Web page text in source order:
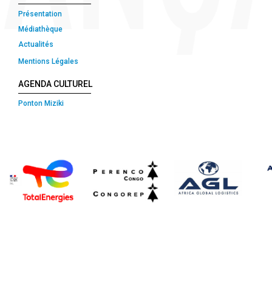
Présentation
Médiathèque
Actualités
Mentions Légales
AGENDA CULTUREL
Ponton Miziki